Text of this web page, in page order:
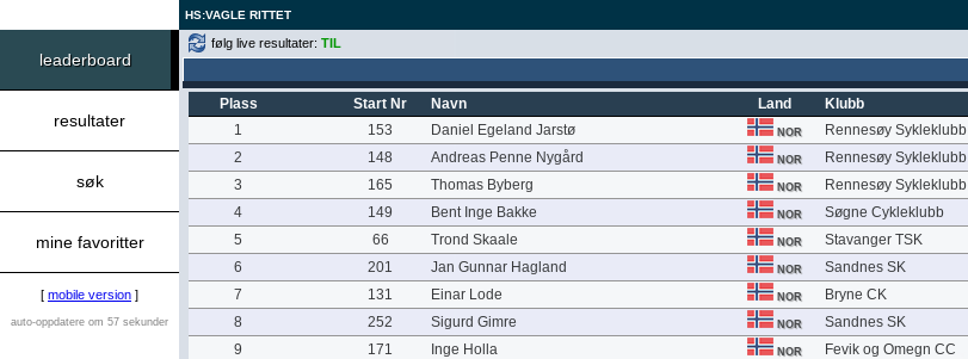
HS:VAGLE RITTET
leaderboard
resultater
søk
mine favoritter
[ mobile version ]
auto-oppdatere om 57 sekunder
følg live resultater: TIL
Plass Start Nr Navn Land Klubb
1
153 Daniel Egeland Jarstø NOR Rennesøy Sykleklubb
2
148 Andreas Penne Nygård NOR Rennesøy Sykleklubb
3
165 Thomas Byberg NOR Rennesøy Sykleklubb
4
149 Bent Inge Bakke NOR Søgne Cykleklubb
5
66 Trond Skaale NOR Stavanger TSK
6
201 Jan Gunnar Hagland NOR Sandnes SK
7
131 Einar Lode NOR Bryne CK
8
252 Sigurd Gimre NOR Sandnes SK
9
171 Inge Holla NOR Fevik og Omegn CC